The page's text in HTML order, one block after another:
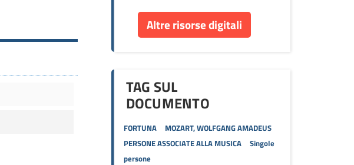
Altre risorse digitali
TAG SUL
DOCUMENTO
FORTUNA
MOZART, WOLFGANG AMADEUS
PERSONE ASSOCIATE ALLA MUSICA
Singole
persone